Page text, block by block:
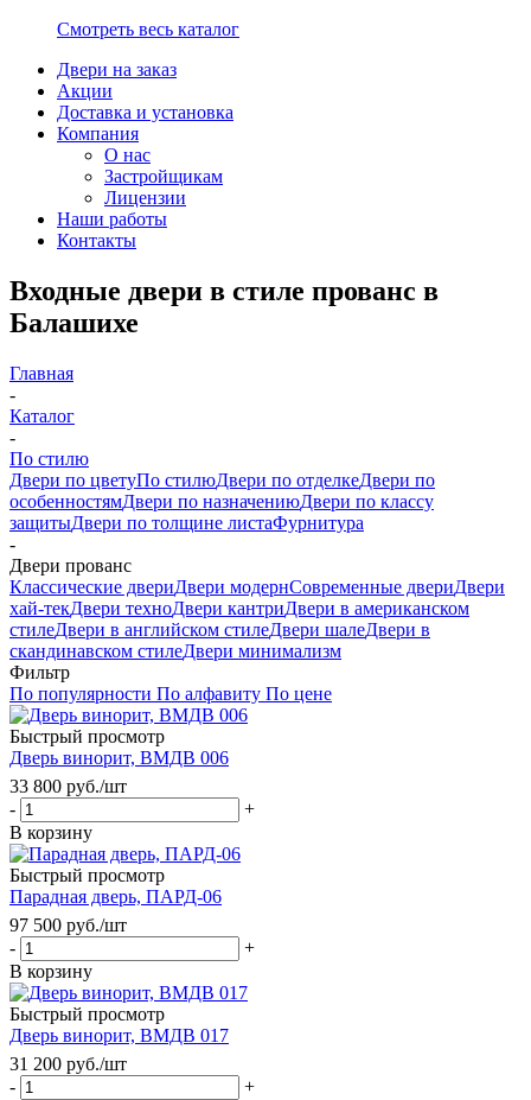
Смотреть весь каталог
Двери на заказ
Акции
Доставка и установка
Компания
О нас
Застройщикам
Лицензии
Наши работы
Контакты
Входные двери в стиле прованс в
Балашихе
Главная
-
Каталог
-
По стилю
Двери по цветуПо стилюДвери по отделкеДвери по
особенностямДвери по назначениюДвери по классу
защитыДвери по толщине листаФурнитура
-
Двери прованс
Классические двериДвери модернСовременные двериДвери
хай-текДвери техноДвери кантриДвери в американском
стилеДвери в английском стилеДвери шалеДвери в
скандинавском стилеДвери минимализм
Фильтр
По популярности По алфавиту По цене
Быстрый просмотр
Дверь винорит, ВМДВ 006
33 800 руб./шт
-
+
В корзину
Быстрый просмотр
Парадная дверь, ПАРД-06
97 500 руб./шт
-
+
В корзину
Быстрый просмотр
Дверь винорит, ВМДВ 017
31 200 руб./шт
-
+